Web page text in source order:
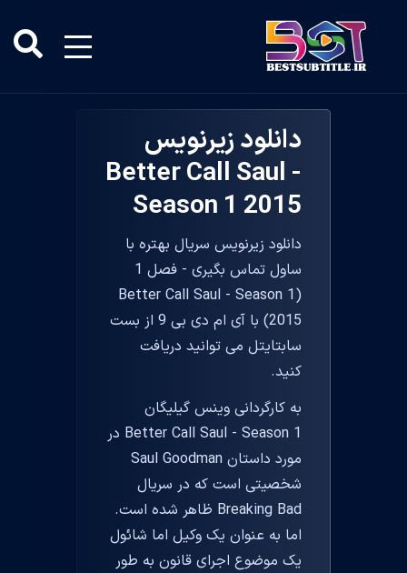
دانلود زیرنویس
Better Call Saul -
Season 1 2015
دانلود زیرنویس سریال بهتره با
ساول تماس بگیری - فصل 1
(Better Call Saul - Season 1
2015) با آی ام دی بی 9 از بست
سابتایتل می توانید دریافت
کنید.
به کارگردانی وینس گیلیگان
Better Call Saul - Season 1 در
مورد داستان Saul Goodman
شخصیتی است که در سریال
Breaking Bad ظاهر شده است.
اما به عنوان یک وکیل اما شائول
یک موضوع اجرای قانون به طور